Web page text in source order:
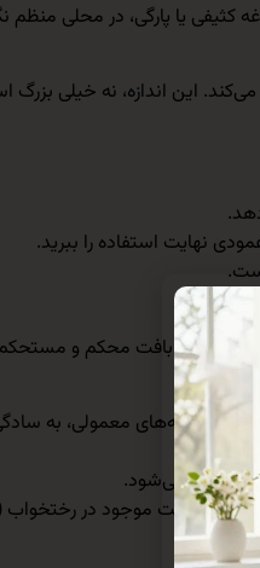
یک‌نفره فراهم می‌کند. این اندازه،
نهایت استفاده را ببرید.
پارچه با بافت محکم و
یا پارچه‌های معمولی، به
تشک شما می‌شود.
و رطوبت موجود در